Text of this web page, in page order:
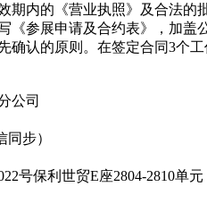
期内的《营业执照》及合法的
《参展申请及合约表》，加盖
确认的原则。在签定合同3个
公司
同步）
号保利世贸E座2804-2810单元